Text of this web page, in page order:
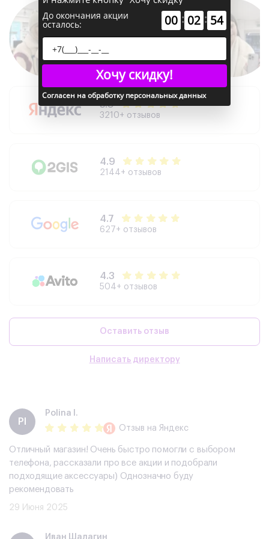
5.0
3210+ отзывов
4.9
2144+ отзывов
4.7
627+ отзывов
4.3
504+ отзывов
Оставить отзыв
Написать директору
PI
Polina I.
Отзыв на Яндекс
Отличный магазин! Очень быстро помогли с выбором
телефона, рассказали про все акции и подобрали
подходящие аксессуары) Однозначно буду
рекомендовать
29 Июня 2025
До окончания акции
осталось: 00 : 02 : 53
Хочу скидку!
Согласен на обработку персональных данных